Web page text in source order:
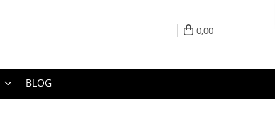
0,00
BLOG